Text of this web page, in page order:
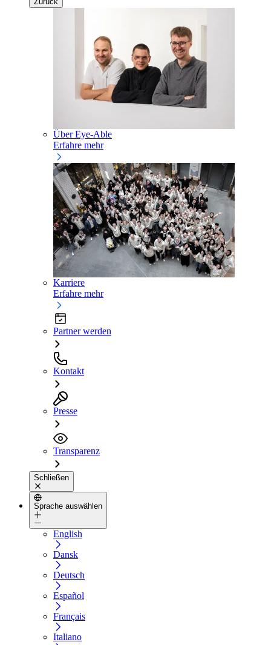
Über Eye-Able
Erfahre mehr
Karriere
Erfahre mehr
Partner werden
Kontakt
Presse
Transparenz
Schließen
Sprache auswählen
English
Dansk
Deutsch
Español
Français
Italiano